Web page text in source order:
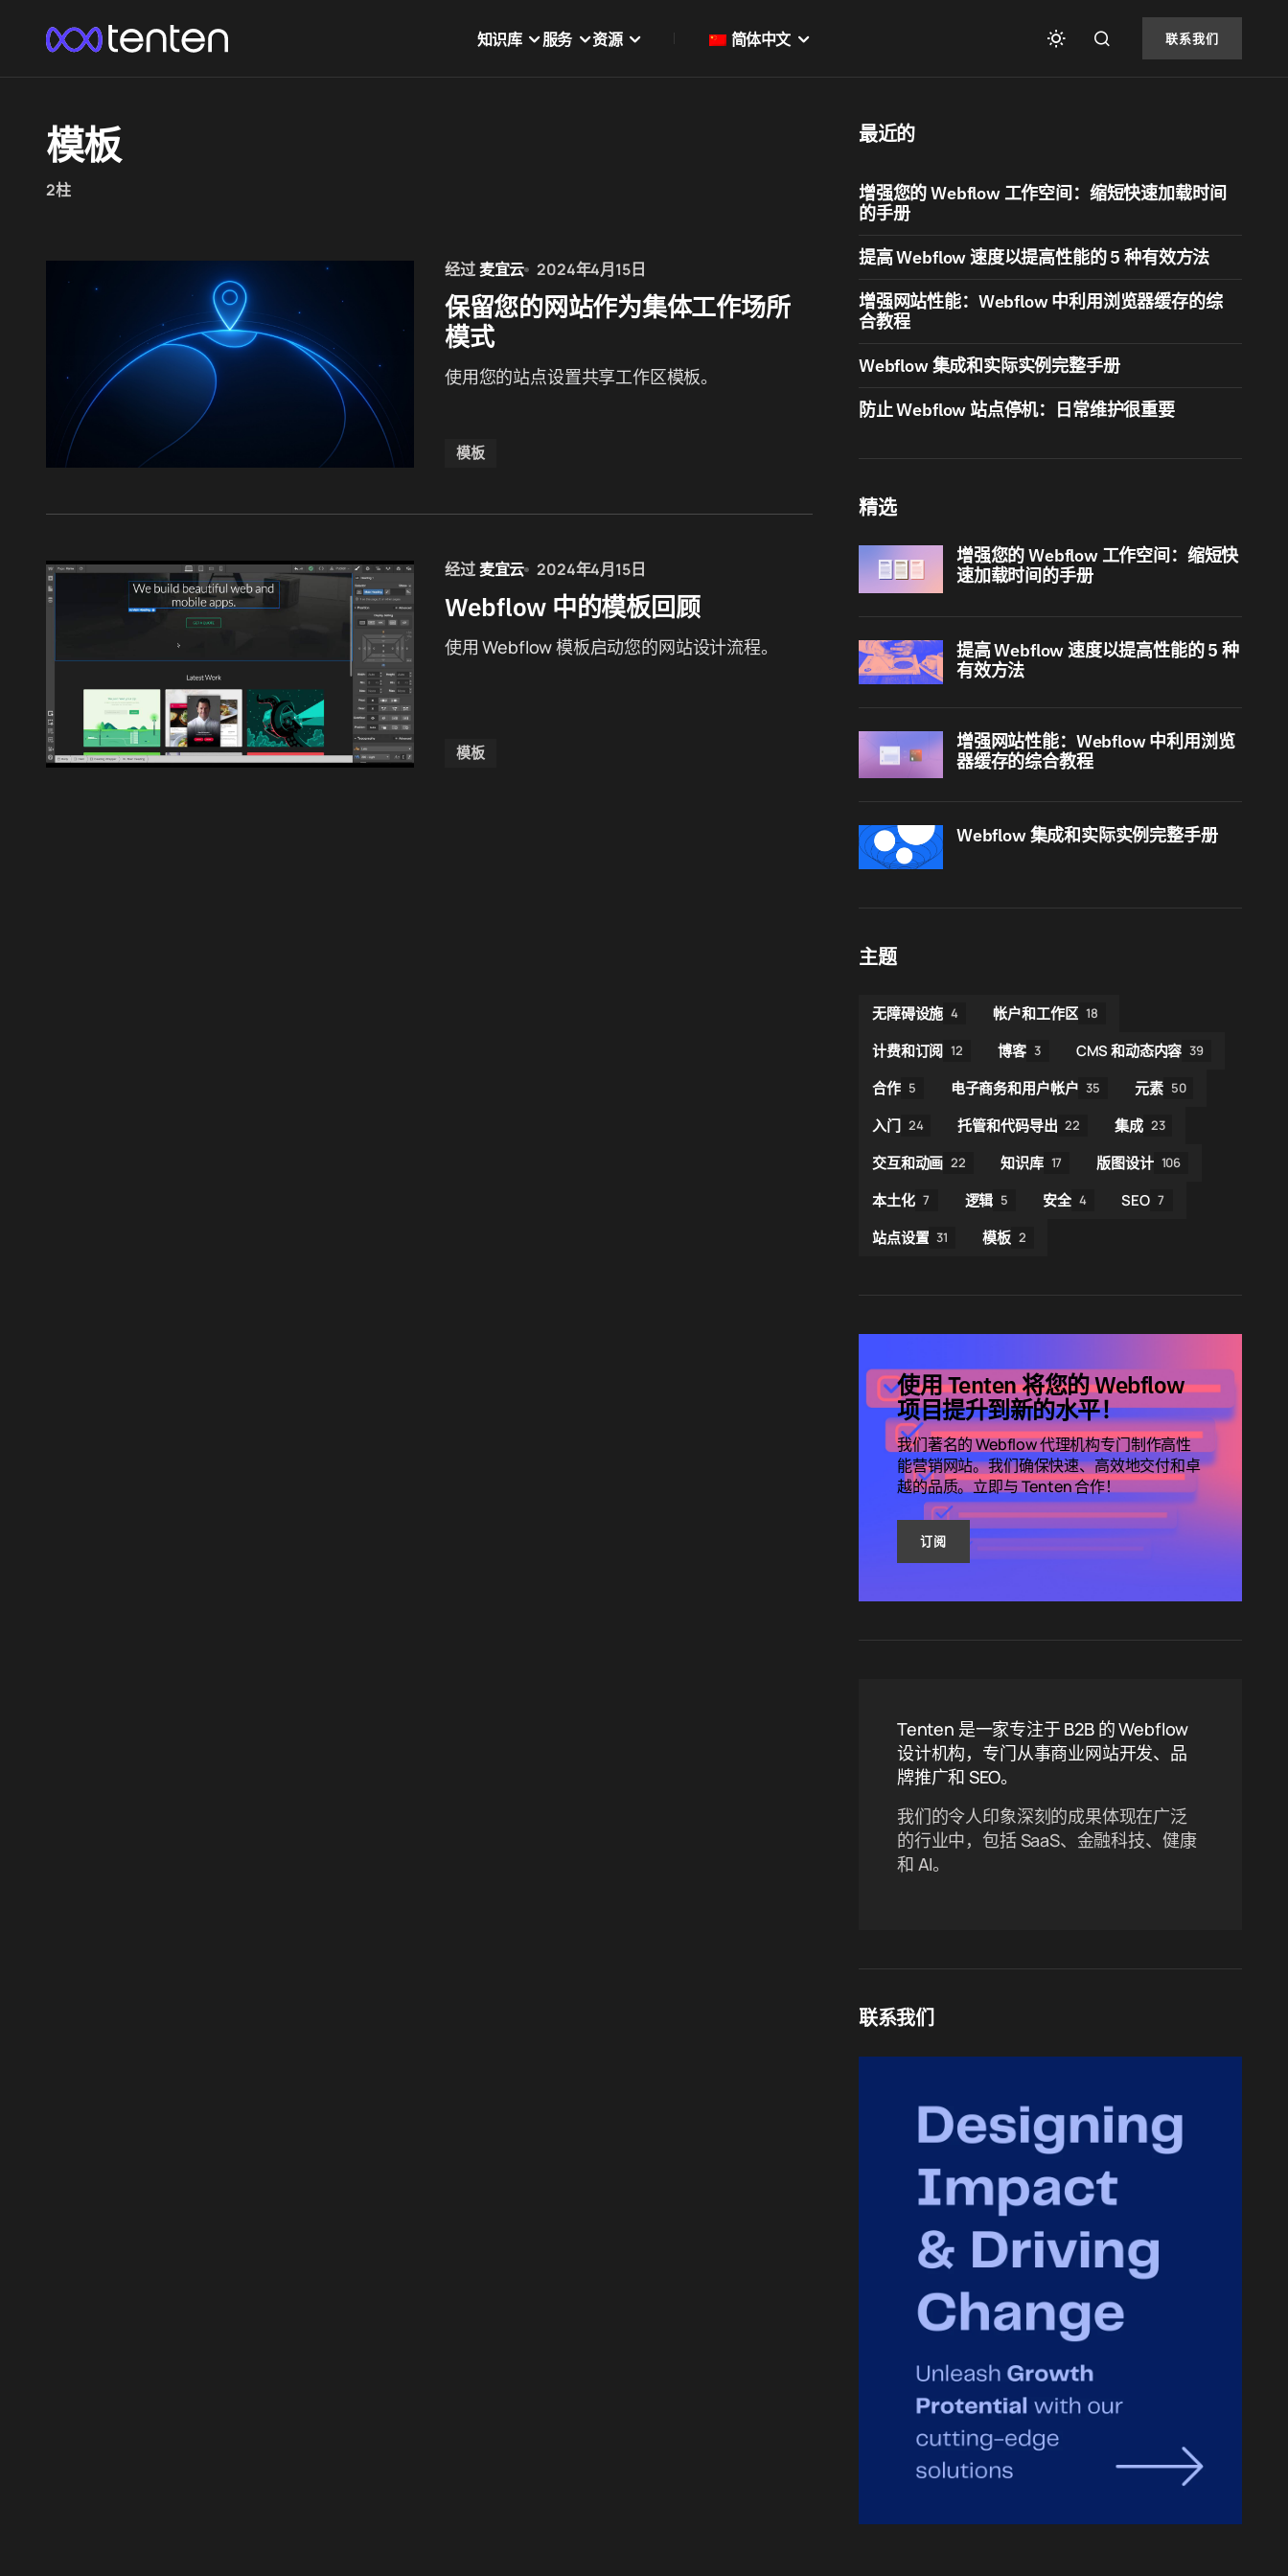
知识库 服务 资源 简体中文 联系我们
模板
2柱
经过麦宜云 2024年4月15日
保留您的网站作为集体工作场所
模式
使用您的站点设置共享工作区模板。
模板
经过麦宜云 2024年4月15日
Webflow 中的模板回顾
使用 Webflow 模板启动您的网站设计流程。
模板
最近的
增强您的 Webflow 工作空间：缩短快速加载时间
的手册
提高 Webflow 速度以提高性能的 5 种有效方法
增强网站性能：Webflow 中利用浏览器缓存的综
合教程
Webflow 集成和实际实例完整手册
防止 Webflow 站点停机：日常维护很重要
精选
增强您的 Webflow 工作空间：缩短快
速加载时间的手册
提高 Webflow 速度以提高性能的 5 种
有效方法
增强网站性能：Webflow 中利用浏览
器缓存的综合教程
Webflow 集成和实际实例完整手册
主题
无障碍设施 4 帐户和工作区 18
计费和订阅 12 博客 3 CMS 和动态内容 39
合作 5 电子商务和用户帐户 35 元素 50
入门 24 托管和代码导出 22 集成 23
交互和动画 22 知识库 17 版图设计 106
本土化 7 逻辑 5 安全 4 SEO 7
站点设置 31 模板 2
使用 Tenten 将您的 Webflow
项目提升到新的水平！
我们著名的 Webflow 代理机构专门制作高性
能营销网站。我们确保快速、高效地交付和卓
越的品质。立即与 Tenten 合作！
订阅
Tenten 是一家专注于 B2B 的 Webflow
设计机构，专门从事商业网站开发、品
牌推广和 SEO。
我们的令人印象深刻的成果体现在广泛
的行业中，包括 SaaS、金融科技、健康
和 AI。
联系我们